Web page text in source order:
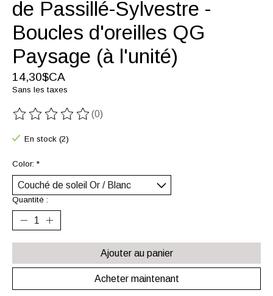
de Passillé-Sylvestre -
Boucles d'oreilles QG
Paysage (à l'unité)
14,30$CA
Sans les taxes
Ce produit est évalué à
(0)
En stock (2)
Color: *
Quantité :
Ajouter au panier
Acheter maintenant